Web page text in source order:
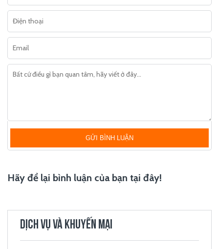
GỬI BÌNH LUẬN
Hãy để lại bình luận của bạn tại đây!
DỊCH VỤ VÀ KHUYẾN MẠI